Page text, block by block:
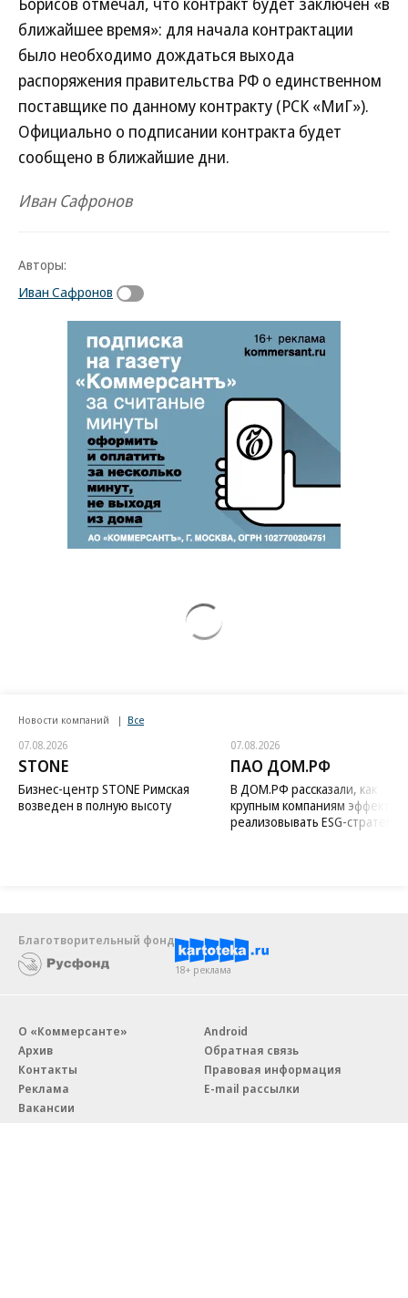
ближайшее время»: для начала контрактации
было необходимо дождаться выхода
распоряжения правительства РФ о единственном
поставщике по данному контракту (РСК «МиГ»).
Официально о подписании контракта будет
сообщено в ближайшие дни.
Иван Сафронов
Авторы:
Иван Сафронов
Новости компаний Все
07.08.2026
STONE
Бизнес-центр STONE Римская
возведен в полную высоту
07.08.2026
ПАО ДОМ.РФ
В ДОМ.РФ рассказали, как
крупным компаниям
реализовывать ESG-стратегию
Благотворительный фонд
18+ реклама
О «Коммерсанте»
Архив
Контакты
Реклама
Вакансии
Android
Обратная связь
Правовая информация
E-mail рассылки